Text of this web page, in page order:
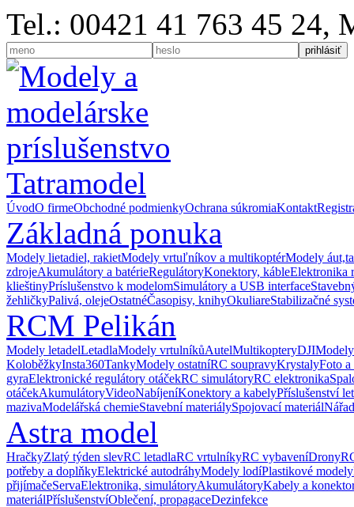
Tel.: 00421 41 763 45 24,
ÚvodO firmeObchodné podmienkyOchrana súkromiaKontakt
Základná ponuka
Modely lietadiel, rakietModely vrtuľníkov a multikoptérModely
zdrojeAkumulátory a batérieRegulátoryKonektory, kábleElektronika
klieštinyPríslušenstvo k modelomSimulátory a USB interface
žehličkyPalivá, olejeOstatnéČasopisy, knihyOkuliareStabilizačné
RCM Pelikán
Modely letadelLetadlaModely vrtulníkůAutelMultikopteryDJI
KoloběžkyInsta360TankyModely ostatníRC soupravyKrystalyFoto
gyraElektronické regulátory otáčekRC simulátoryRC elektronika
otáčekAkumulátoryVideoNabíjeníKonektory a kabelyPříslušenství
mazivaModelářská chemieStavební materiálySpojovací materiál
Astra model
HračkyZlatý týden slevRC letadlaRC vrtulníkyRC vybaveníDrony
potřeby a doplňkyElektrické autodráhyModely lodíPlastikové modely
přijímačeServaElektronika, simulátoryAkumulátoryKabely a
materiálPříslušenstvíOblečení, propagaceDezinfekce